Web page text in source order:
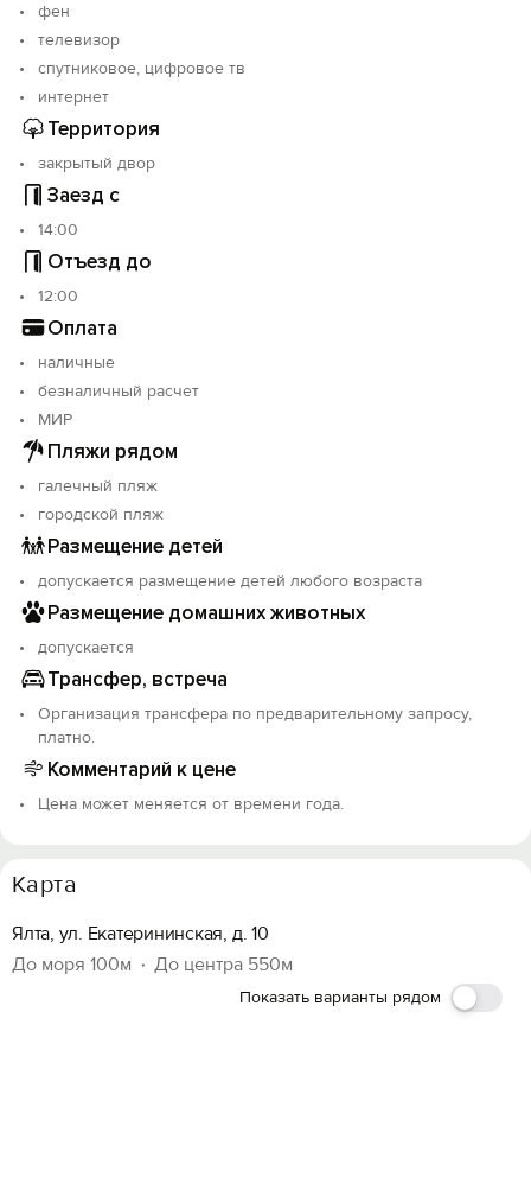
фен
телевизор
спутниковое, цифровое тв
интернет
Территория
закрытый двор
Заезд с
14:00
Отъезд до
12:00
Оплата
наличные
безналичный расчет
МИР
Пляжи рядом
галечный пляж
городской пляж
Размещение детей
допускается размещение детей любого возраста
Размещение домашних животных
допускается
Трансфер, встреча
Организация трансфера по предварительному запросу,
платно.
Комментарий к цене
Цена может меняется от времени года.
Карта
Ялта, ул. Екатерининская, д. 10
До моря 100м
До центра 550м
Показать варианты рядом